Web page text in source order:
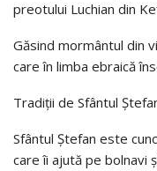
preotului Luchian din
Găsind mormântul din
care în limba ebraică
Tradiții de Sfântul
Sfântul Ștefan este
care îi ajută pe bolnavi